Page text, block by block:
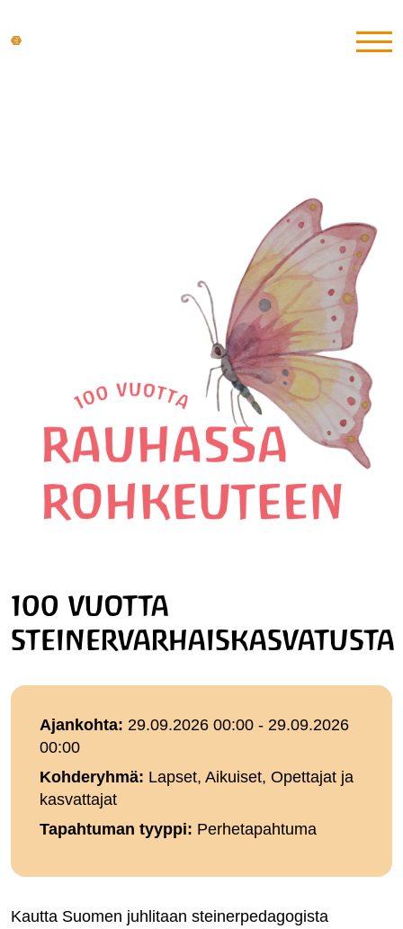
100 vuotta
steinervarhaiskasvatusta
Ajankohta: 29.09.2026 00:00 - 29.09.2026
00:00
Kohderyhmä: Lapset, Aikuiset, Opettajat ja
kasvattajat
Tapahtuman tyyppi: Perhetapahtuma
Kautta Suomen juhlitaan steinerpedagogista